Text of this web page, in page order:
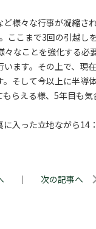
様々な行事が凝縮さ
こまで3回の引越し
なことを強化する必
ます。その上で、現
そして今以上に半導
らえる様、5年目も
入った立地ながら14
｜ 次の記事へ